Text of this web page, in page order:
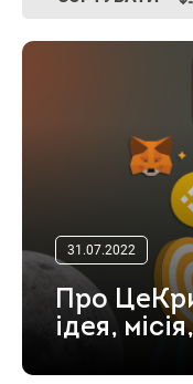
31.07.2022
Про
ідея,